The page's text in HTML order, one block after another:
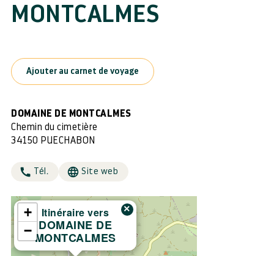
MONTCALMES
Ajouter au carnet de voyage
DOMAINE DE MONTCALMES
Chemin du cimetière
34150 PUECHABON
Tél. Site web
Itinéraire vers
DOMAINE DE
MONTCALMES
×
+
−